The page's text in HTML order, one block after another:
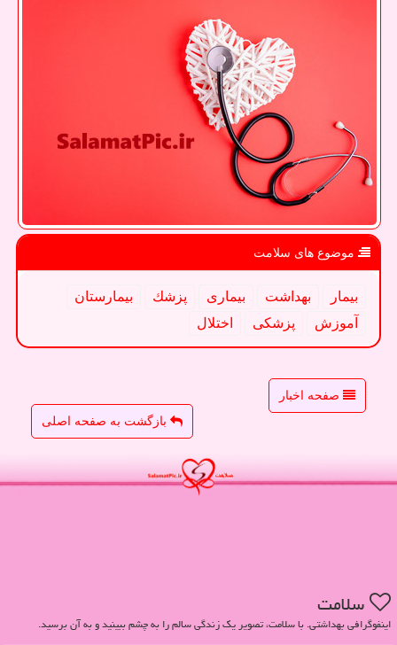
موضوع های سلامت
بیمار بهداشت بیماری پزشك
بیمارستان
آموزش
پزشكی اختلال
صفحه اخبار
بازگشت به صفحه اصلی
سلامت
اینفوگرافی بهداشتی. با سلامت، تصویر یک زندگی سالم را به چشم ببینید و به آن برسید.